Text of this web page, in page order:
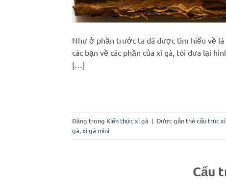
Như ở phần trước ta đã được tìm hiểu về
các bạn về các phần của xì gà, tôi đưa lại
[…]
Đăng trong Kiến thức xì gà | Được gắn thẻcấu trúc
gà,xì gà mini
Cấu